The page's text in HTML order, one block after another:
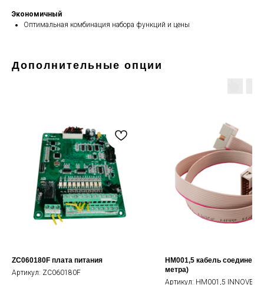
Экономичный
Оптимальная комбинация набора функций и цены
Дополнительные опции
ZC060180F плата питания
Артикул: ZC060180F
HM001,5 кабель
метра)
Артикул: HM001,5 INNOVERT